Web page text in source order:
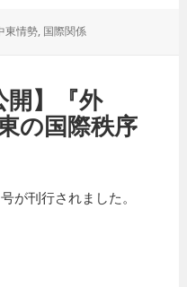
東情勢, 国際関係
開】『外
の国際秩序
が刊行されました。